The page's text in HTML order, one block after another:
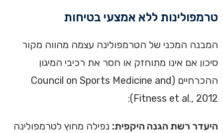
טרמפולינות ללא אמצעי בטיחות
המבנה המכני של הטרמפולינה עצמה מהווה מקור
סיכון אם אינו מתוחזק או חסר את רכיבי המיגון
ההכרחיים (Council on Sports Medicine and
Fitness et al., 2012):
היעדר רשת הגנה היקפית: נפילה מחוץ לטרמפולינה